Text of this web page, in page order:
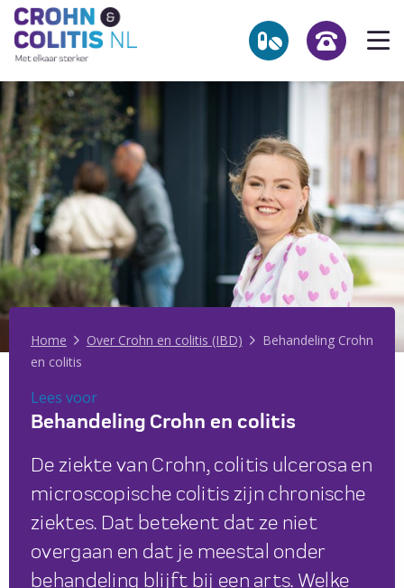
homepage
NL
Over Crohn en colitis (IBD)
Leven met
Activiteiten & Contact
Help mee
Over ons
Voor professionals
Home Over Crohn en colitis (IBD)
Behandeling Crohn
en colitis
Lees voorLees voor
Behandeling Crohn en colitis
De ziekte van Crohn, colitis ulcerosa en
microscopische colitis zijn chronische
ziektes. Dat betekent dat ze niet
overgaan en dat je meestal onder
behandeling blijft bij een arts. Welke